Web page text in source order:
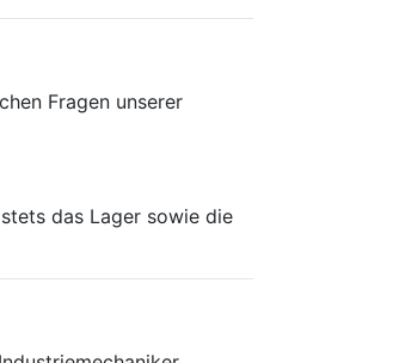
Fragen unserer
das Lager sowie die